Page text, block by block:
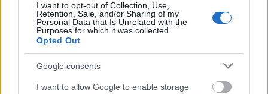
I want to opt-out of Collection, Use,
Retention, Sale, and/or Sharing of my
Personal Data that Is Unrelated with the
Purposes for which it was collected.
Opted Out
Google consents
I want to allow Google to enable storage